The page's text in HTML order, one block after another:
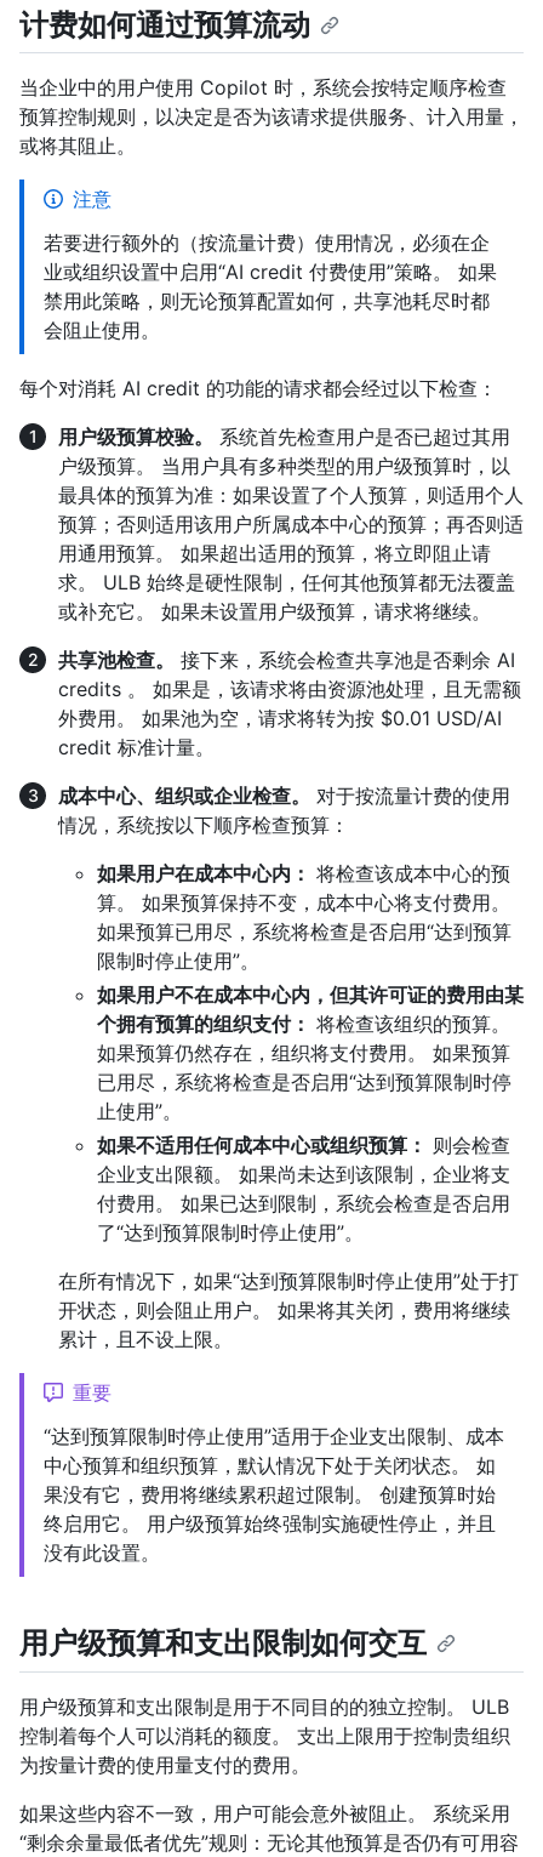
计费如何通过预算流动
当企业中的用户使用 Copilot 时，系统会按特定顺序检查
预算控制规则，以决定是否为该请求提供服务、计入用量，
或将其阻止。
注意
若要进行额外的（按流量计费）使用情况，必须在企
业或组织设置中启用“AI credit 付费使用”策略。 如果
禁用此策略，则无论预算配置如何，共享池耗尽时都
会阻止使用。
每个对消耗 AI credit 的功能的请求都会经过以下检查：
用户级预算校验。
系统首先检查用户是否已超过其用
户级预算。 当用户具有多种类型的用户级预算时，以
最具体的预算为准：如果设置了个人预算，则适用个人
预算；否则适用该用户所属成本中心的预算；再否则适
用通用预算。 如果超出适用的预算，将立即阻止请
求。 ULB 始终是硬性限制，任何其他预算都无法覆盖
或补充它。 如果未设置用户级预算，请求将继续。
共享池检查。
接下来，系统会检查共享池是否剩余 AI
credits 。 如果是，该请求将由资源池处理，且无需额
外费用。 如果池为空，请求将转为按 $0.01 USD/AI
credit 标准计量。
成本中心、组织或企业检查。
对于按流量计费的使用
情况，系统按以下顺序检查预算：
如果用户在成本中心内： 将检查该成本中心的预
算。 如果预算保持不变，成本中心将支付费用。
如果预算已用尽，系统将检查是否启用“达到预算
限制时停止使用”。
如果用户不在成本中心内，但其许可证的费用由某
个拥有预算的组织支付： 将检查该组织的预算。
如果预算仍然存在，组织将支付费用。 如果预算
已用尽，系统将检查是否启用“达到预算限制时停
止使用”。
如果不适用任何成本中心或组织预算：
则会检查
企业支出限额。 如果尚未达到该限制，企业将支
付费用。 如果已达到限制，系统会检查是否启用
了“达到预算限制时停止使用”。
在所有情况下，如果“达到预算限制时停止使用”处于打
开状态，则会阻止用户。 如果将其关闭，费用将继续
累计，且不设上限。
重要
“达到预算限制时停止使用”适用于企业支出限制、成本
中心预算和组织预算，默认情况下处于关闭状态。 如
果没有它，费用将继续累积超过限制。 创建预算时始
终启用它。 用户级预算始终强制实施硬性停止，并且
没有此设置。
用户级预算和支出限制如何交互
用户级预算和支出限制是用于不同目的的独立控制。 ULB
控制着每个人可以消耗的额度。 支出上限用于控制贵组织
为按量计费的使用量支付的费用。
如果这些内容不一致，用户可能会意外被阻止。 系统采用
“剩余余量最低者优先”规则：无论其他预算是否仍有可用容